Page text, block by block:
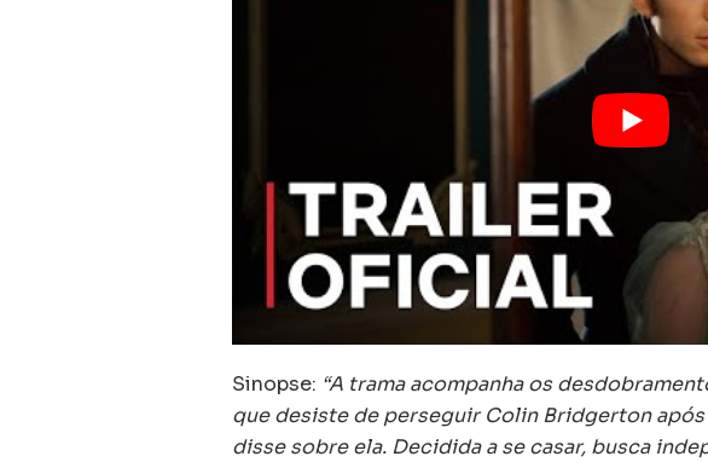
Sinopse: “A trama acompanha os
que desiste de perseguir Colin Bridgerton
disse sobre ela. Decidida a se casar, busca